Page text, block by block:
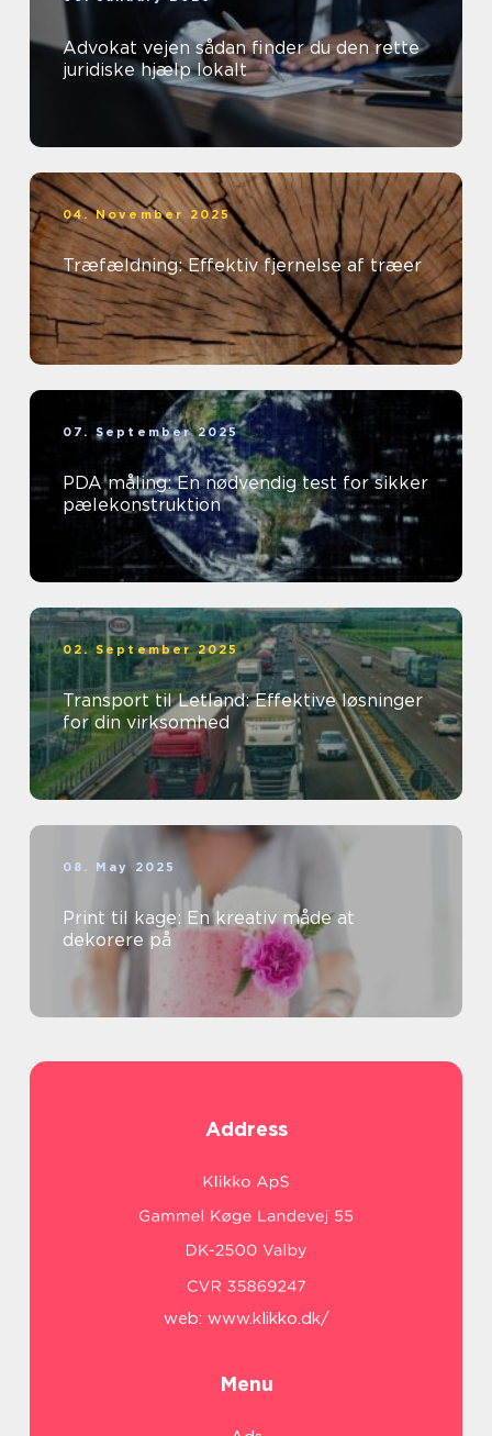
Advokat vejen sådan finder du den rette
juridiske hjælp lokalt
04. November 2025
Træfældning: Effektiv fjernelse af træer
07. September 2025
PDA måling: En nødvendig test for sikker
pælekonstruktion
02. September 2025
Transport til Letland: Effektive løsninger
for din virksomhed
08. May 2025
Print til kage: En kreativ måde at
dekorere på
Address
web: www.klikko.dk/
Menu